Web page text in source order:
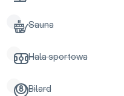
Sauna
Hala sportowa
Bilard